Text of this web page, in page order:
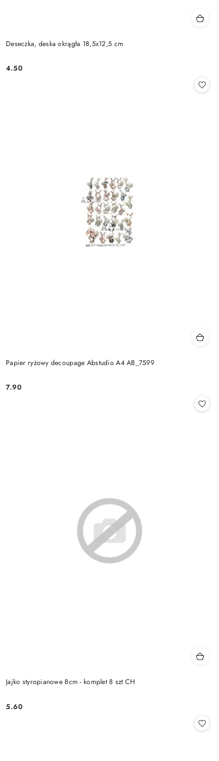
Deseczka, deska okrągła 18,5x12,5 cm
Cena:
4.50
Papier ryżowy decoupage Abstudio A4 AB_7599
Cena:
7.90
Jajko styropianowe 8cm - komplet 8 szt CH
Cena:
5.60